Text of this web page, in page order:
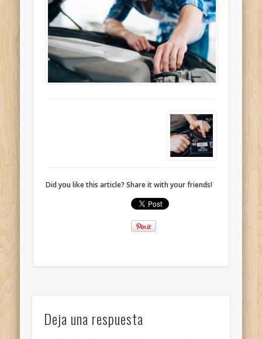
Did you like this article? Share it with your friends!
Deja una respuesta